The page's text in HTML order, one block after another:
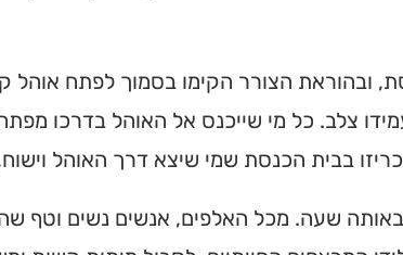
ובהוראת הצורר הקימו בסמוך לפתח אוהל
צלב. כל מי שייכנס אל האוהל בדרכו
בבית הכנסת שמי שיצא דרך האוהל
שעה. מכל האלפים, אנשים נשים וטף